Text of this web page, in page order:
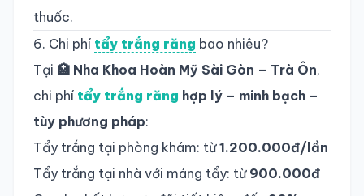
thuốc.
6. Chi phí tẩy trắng răng bao nhiêu?
Tại 🏥 Nha Khoa Hoàn Mỹ Sài Gòn – Trà Ôn,
chi phí tẩy trắng răng hợp lý – minh bạch –
tùy phương pháp:
Tẩy trắng tại phòng khám: từ1.200.000đ/lần
Tẩy trắng tại nhà với máng tẩy: từ 900.000đ